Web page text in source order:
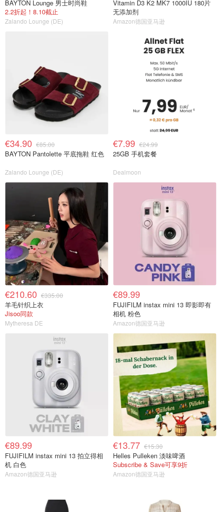
BAYTON Lounge 男士时尚鞋
2.2折起！8.10截止
Zalando Lounge (DE)
Vitamin D3 K2 MK7 1000IU 180片
无添加剂
Amazon德国亚马逊
€34.90 €85.00
BAYTON Pantolette 平底拖鞋 红色
Zalando Lounge (DE)
€7.99 €24.99
25GB 手机套餐
Dealmoon
€210.60 €335.00
羊毛针织上衣
Jisoo同款
Mytheresa DE
€89.99
FUJIFILM instax mini 13 即影即有
相机 粉色
Amazon德国亚马逊
€89.99
FUJIFILM instax mini 13 拍立得相
机 白色
Amazon德国亚马逊
€13.77 €15.30
Helles Pulleken 淡味啤酒
Subscribe & Save可享9折
Amazon德国亚马逊